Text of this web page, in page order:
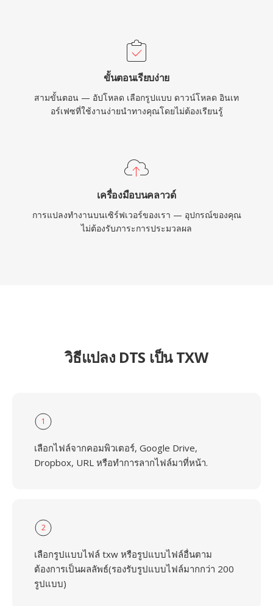
ขั้นตอนเรียบง่าย
สามขั้นตอน — อัปโหลด เลือกรูปแบบ ดาวน์โหลด อินเท
อร์เฟซที่ใช้งานง่ายนำทางคุณโดยไม่ต้องเรียนรู้
เครื่องมือบนคลาวด์
การแปลงทำงานบนเซิร์ฟเวอร์ของเรา — อุปกรณ์ของคุณ
ไม่ต้องรับภาระการประมวลผล
วิธีแปลง DTS เป็น TXW
1
เลือกไฟล์จากคอมพิวเตอร์, Google Drive,
Dropbox, URL หรือทำการลากไฟล์มาที่หน้า.
2
เลือกรูปแบบไฟล์ txw หรือรูปแบบไฟล์อื่นตาม
ต้องการเป็นผลลัพธ์(รองรับรูปแบบไฟล์มากกว่า 200
รูปแบบ)